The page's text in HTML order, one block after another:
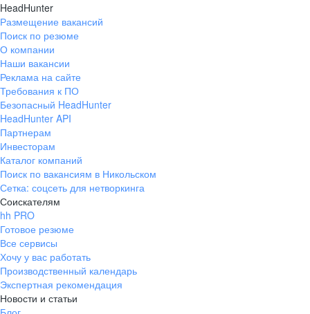
HeadHunter
Размещение вакансий
Поиск по резюме
О компании
Наши вакансии
Реклама на сайте
Требования к ПО
Безопасный HeadHunter
HeadHunter API
Партнерам
Инвесторам
Каталог компаний
Поиск по вакансиям в Никольском
Сетка: соцсеть для нетворкинга
Соискателям
hh PRO
Готовое резюме
Все сервисы
Хочу у вас работать
Производственный календарь
Экспертная рекомендация
Новости и статьи